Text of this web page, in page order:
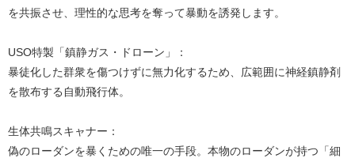
を共振させ、理性的な思考を奪って暴動を誘発します。
USO特製「鎮静ガス・ドローン」：
暴徒化した群衆を傷つけずに無力化するため、広範囲に神経鎮静剤
を散布する自動飛行体。
生体共鳴スキャナー：
偽のローダンを暴くための唯一の手段。本物のローダンが持つ「細